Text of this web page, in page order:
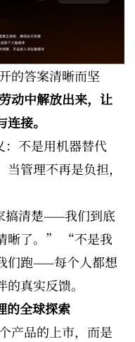
的答案清晰而坚
动中解放出来，让
接。
：不是用机器替代
管理不再是负担，
搞清楚——我们到底
晰了。” “不是我
们跑——每个人都想
真实反馈。
的全球探索
产品的上市，而是